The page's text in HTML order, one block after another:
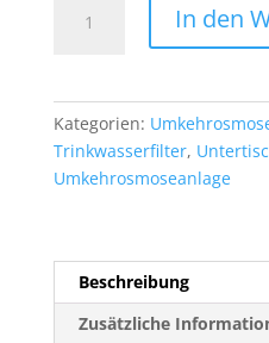
Menge
In den
Kategorien:
Trinkwasserfilter,
Umkehrosmoseanlage
Beschreibung
Zusätzliche